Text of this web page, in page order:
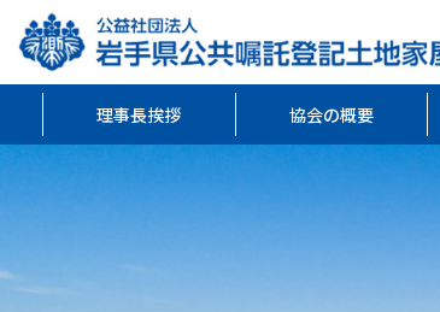
理事長挨拶 協会の概要